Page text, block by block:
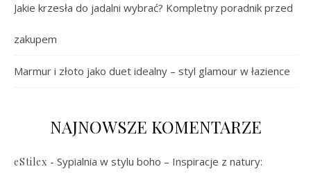
Jakie krzesła do jadalni wybrać? Kompletny poradnik przed
zakupem
Marmur i złoto jako duet idealny – styl glamour w łazience
NAJNOWSZE KOMENTARZE
eStilex - Sypialnia w stylu boho – Inspiracje z natury: